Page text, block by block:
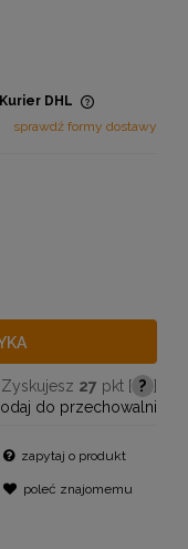
DHL
płatności
sprawdź formy dostawy
Zyskujesz 27 pkt [ ? ]
do przechowalni
zapytaj o produkt
poleć znajomemu